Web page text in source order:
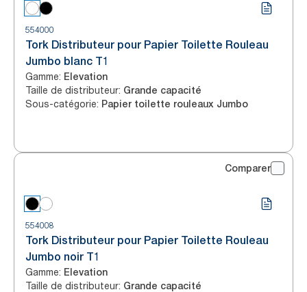
554000
Tork Distributeur pour Papier Toilette Rouleau
Jumbo blanc T1
Gamme: Elevation
Taille de distributeur: Grande capacité
Sous-catégorie: Papier toilette rouleaux Jumbo
Comparer
554008
Tork Distributeur pour Papier Toilette Rouleau
Jumbo noir T1
Gamme: Elevation
Taille de distributeur: Grande capacité